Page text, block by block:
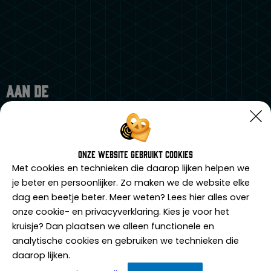
Aan de
In deze agressietraining maken we gebruik van een
combinatie van theorie en (soms pittige)
praktijkdelen om u verder te ontwikkelen in het
omgaan met agressie. Het maakt niet uit of u een
horecaportier bent, werkzaam bent in de zorg of juist
een particulier bent. In deze training hebben we één
Onze website gebruikt cookies
Met cookies en technieken die daarop lijken helpen we
je beter en persoonlijker. Zo maken we de website elke
dag een beetje beter. Meer weten? Lees hier alles over
onze cookie- en privacyverklaring. Kies je voor het
kruisje? Dan plaatsen we alleen functionele en
analytische cookies en gebruiken we technieken die
daarop lijken.